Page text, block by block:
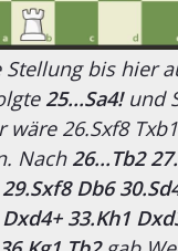
Stellung bis hier
25...Sa4!und
wäre 26.Sxf8
Nach 26...Tb2
Db6
33.Kh1